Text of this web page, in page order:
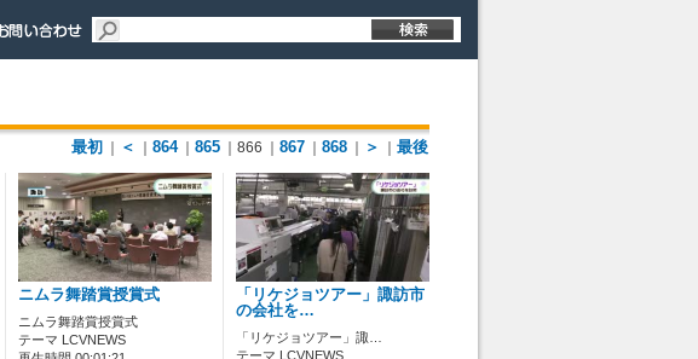
最初
＜ 864 865 ｜866 867 868 ＞ 最後
ニムラ舞踏賞授賞式
ニムラ舞踏賞授賞式
テーマ LCVNEWS
「リケジョツアー」諏訪市
の会社を…
「リケジョツアー」諏…
テーマ LCVNEWS